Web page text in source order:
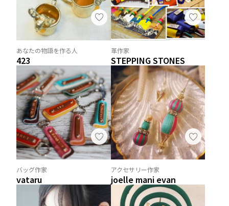
あなたの物語を作る人
423
革作家
STEPPING STONES
バッグ作家
vataru
アクセサリー作家
joelle mani evan